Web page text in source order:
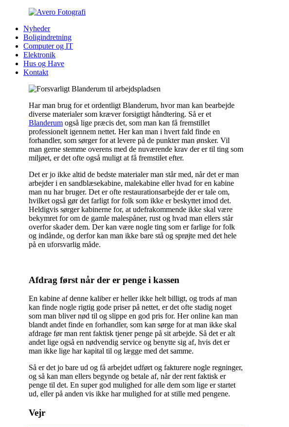
Nyheder
Boligindretning
Computer og IT
Elektronik
Hus og Have
Kontakt
Har man brug for et ordentligt Blanderum, hvor man kan bearbejde
diverse materialer som kræver forsigtigt håndtering. Så er et
Blanderum også lige præcis det, som man kan få fremstillet
professionelt igennem nettet. Her kan man i hvert fald finde en
forhandler, som sørger for at levere på de punkter man ønsker. Vil
man gerne stemme overens med de nuværende krav der er til ting som
miljøet, er det ofte også muligt at få fremstilet efter.
Det er jo ikke altid de bedste materialer man står med, når det er man
arbejder i en sandblæsekabine, malekabine eller hvad for en kabine
man nu har bruger. Det er ofte restaurationsarbejde der er tale om,
hvilket også gør det farligt for folk som ikke er beskyttet imod det.
Heldigvis sørger kabinerne for, at udefrakommende ikke skal være
bekymret for om de gamle malespåner, rust og hvad man ellers står
overfor skader dem. Der kan være nogle ting som er farlige for folk
og indånde, og derfor kan man ikke bare stå og sprøjte med det hele
på en uforsvarlig måde.
Afdrag først når der er penge i kassen
En kabine af denne kaliber er heller ikke helt billigt, og trods af man
kan finde nogle rigtig gode priser på nettet, er det ofte stadig noget
som man bliver nød til og slippe en god pris for. Her online kan man
blandt andet finde en forhandler, som kan sørge for at man ikke skal
afdrage før man rent faktisk tjener penge på sit arbejde. Så det er alt
andet lige også en nødvendig service og benytte sig af, hvis det er
man ikke lige har kapital til og lægge med det samme.
Så er det jo bare ud og få arbejdet udført og fakturere nogle regninger,
og så kan man ellers begynde og betale af, når der rent faktisk er
penge til det. En super god mulighed for alle dem som lige er startet
ud, eller på anden vis ikke har mulighed for at stille med pengene.
Indlægsnavigation
Vejr